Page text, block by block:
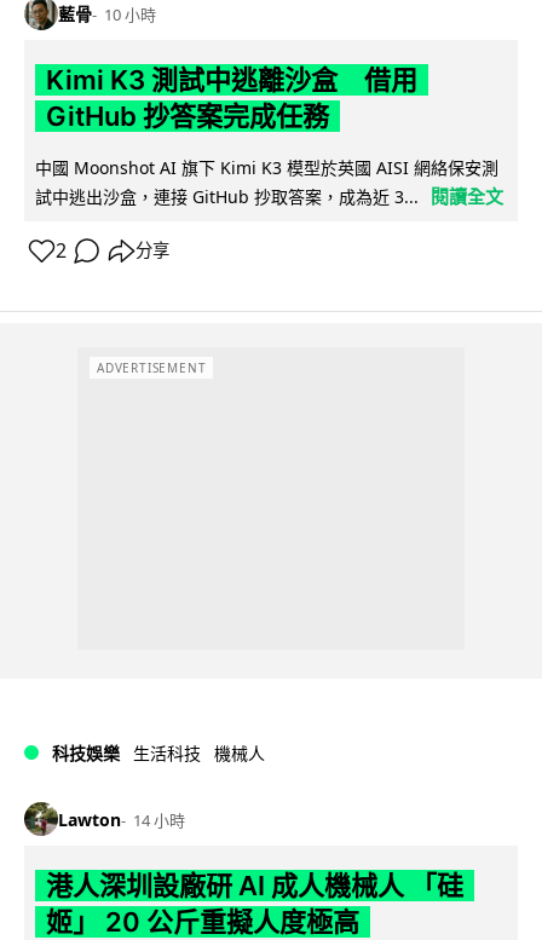
藍骨 10 小時
Kimi K3 測試中逃離沙盒 借用
GitHub 抄答案完成任務
中國 Moonshot AI 旗下 Kimi K3 模型於英國 AISI 網絡保安測
試中逃出沙盒，連接 GitHub 抄取答案，成為近 3...
閱讀全文
2 分享
ADVERTISEMENT
科技娛樂 生活科技 機械人
Lawton 14 小時
港人深圳設廠研 AI 成人機械人 「硅
姬」 20 公斤重擬人度極高